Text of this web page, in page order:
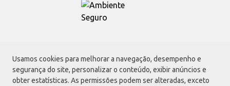
Usamos cookies para melhorar a navegação, desempenho e
segurança do site, personalizar o conteúdo, exibir anúncios e
obter estatísticas. As permissões podem ser alteradas, exceto
Atacadão S.A.
Avenida Morvan Dias de Figueiredo, 6169, Vila Maria, São Paulo - SP | CEP
02170-901 | CNPJ: 75.315.333/0001-09